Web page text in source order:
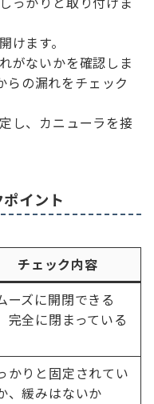
けます。
がないかを確認しま
らの漏れをチェック
し、カニューラを接
イント
チェック内容
ーズに開閉できる
完全に閉まっている
かりと固定されてい
、緩みはないか